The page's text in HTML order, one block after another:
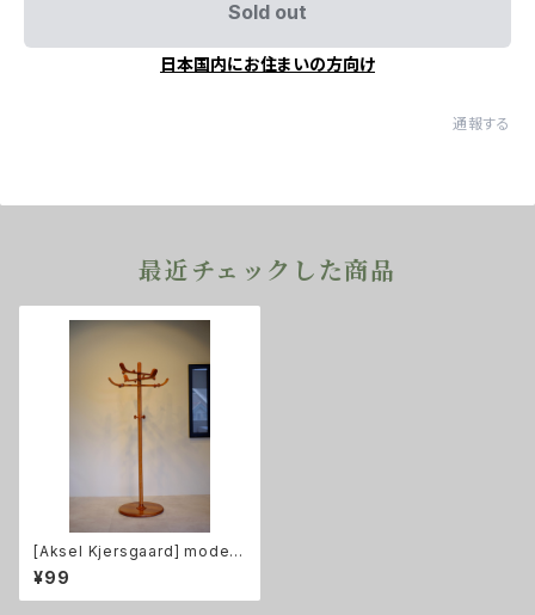
Sold out
日本国内にお住まいの方向け
通報する
最近チェックした商品
[Aksel Kjersgaard] model.
20 コートハンガー
¥99